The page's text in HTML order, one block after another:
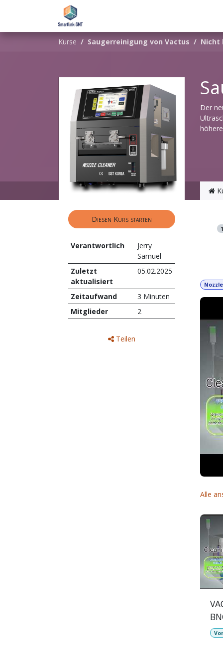
Kurse Saugerreinigung von Vactus Nicht
Der
Diesen Kurs starten
Verantwortlich
Jerry
Samuel
Zuletzt
aktualisiert
05.02.2025
Zeitaufwand
3 Minuten
Mitglieder
2
Teilen
1
Alle